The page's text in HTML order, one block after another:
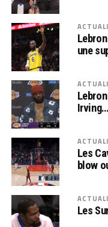
une
Irving…
Les
blow
Les